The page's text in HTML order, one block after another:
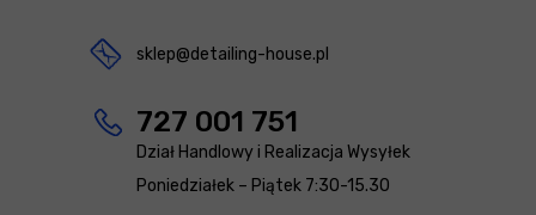
sklep@detailing-house.pl
727 001 751
Dział Handlowy i Realizacja Wysyłek
Poniedziałek – Piątek 7:30-15.30